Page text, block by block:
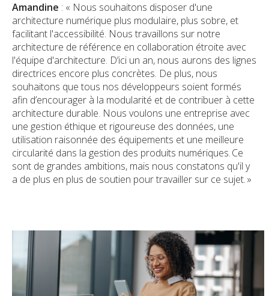
Amandine : « Nous souhaitons disposer d'une
architecture numérique plus modulaire, plus sobre, et
facilitant l'accessibilité. Nous travaillons sur notre
architecture de référence en collaboration étroite avec
l'équipe d'architecture. D’ici un an, nous aurons des lignes
directrices encore plus concrètes. De plus, nous
souhaitons que tous nos développeurs soient formés
afin d’encourager à la modularité et de contribuer à cette
architecture durable. Nous voulons une entreprise avec
une gestion éthique et rigoureuse des données, une
utilisation raisonnée des équipements et une meilleure
circularité dans la gestion des produits numériques. Ce
sont de grandes ambitions, mais nous constatons qu'il y
a de plus en plus de soutien pour travailler sur ce sujet. »